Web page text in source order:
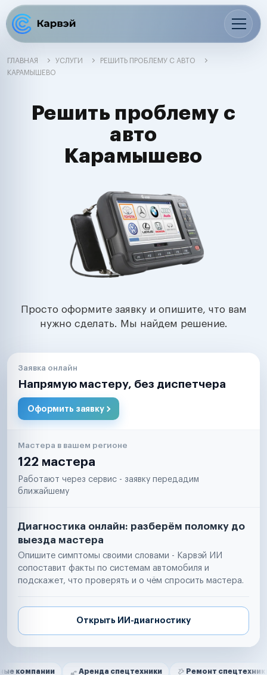
ГЛАВНАЯ УСЛУГИ
РЕШИТЬ ПРОБЛЕМУ С АВТО
КАРАМЫШЕВО
Решить проблему с
авто
Карамышево
Просто оформите заявку и опишите, что вам
нужно сделать. Мы найдем решение.
Заявка онлайн
Напрямую мастеру, без диспетчера
Оформить заявку
Мастера в вашем регионе
122 мастера
Работают через сервис - заявку передадим
ближайшему
Диагностика онлайн: разберём поломку до
выезда мастера
Опишите симптомы своими словами - Карвэй ИИ
сопоставит факты по системам автомобиля и
подскажет, что проверять и о чём спросить мастера.
Открыть ИИ-диагностику
Нам доверяют
Аренда спецтехники Ремонт спецтехники